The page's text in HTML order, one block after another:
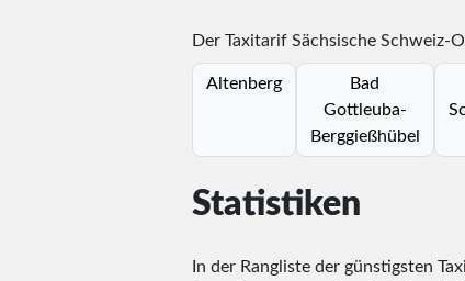
Der Taxitarif Sächsische
Altenberg
Bad
Gottleuba-
Berggießhübel
Statistiken
In der Rangliste der günstigsten